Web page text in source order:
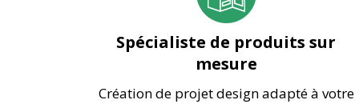
Spécialiste de produits sur
mesure
Création de projet design adapté à votre